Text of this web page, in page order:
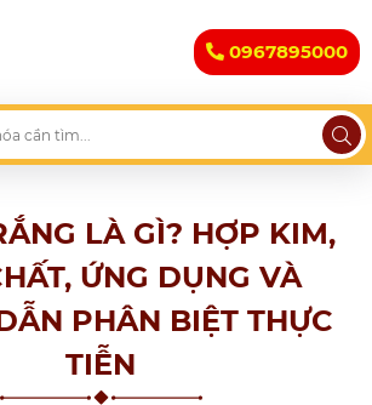
0967895000
LÀ GÌ? HỢP KIM,
ỨNG DỤNG VÀ
PHÂN BIỆT THỰC
TIỄN